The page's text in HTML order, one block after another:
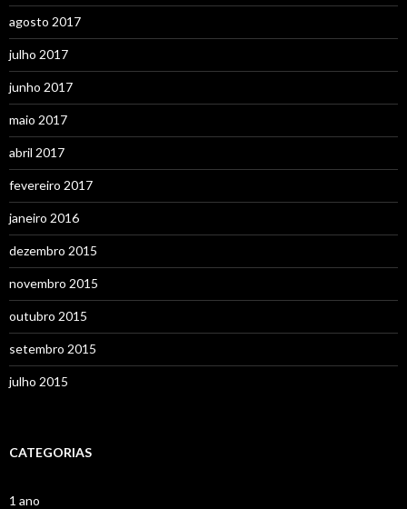
agosto 2017
julho 2017
junho 2017
maio 2017
abril 2017
fevereiro 2017
janeiro 2016
dezembro 2015
novembro 2015
outubro 2015
setembro 2015
julho 2015
CATEGORIAS
1 ano